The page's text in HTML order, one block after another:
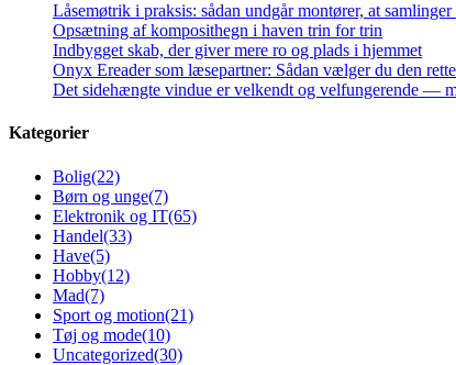
Låsemøtrik i praksis: sådan undgår montører, at
Opsætning af komposithegn i haven trin for trin
Indbygget skab, der giver mere ro og plads i hjemmet
Onyx Ereader som læsepartner: Sådan vælger du den
Det sidehængte vindue er velkendt og velfungerende —
Kategorier
Bolig(22)
Børn og unge(7)
Elektronik og IT(65)
Handel(33)
Have(5)
Hobby(12)
Mad(7)
Sport og motion(21)
Tøj og mode(10)
Uncategorized(30)